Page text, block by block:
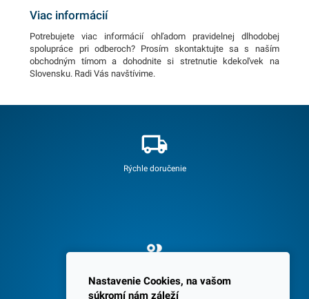
Viac informácií
Potrebujete viac informácií ohľadom pravidelnej dlhodobej
spolupráce pri odberoch? Prosím skontaktujte sa s naším
obchodným tímom a dohodnite si stretnutie kdekoľvek na
Slovensku. Radi Vás navštívime.
Rýchle doručenie
Spokojných 3600 zákazníkov
Nastavenie Cookies, na vašom
súkromí nám záleží